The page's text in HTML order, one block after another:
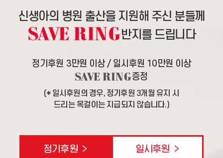
신생아의 병원 출산을 지원해 주신 분들께
반지를 드립니다
정기후원 3만원 이상 / 일시후원 10만원 이상
증정
(* 일시후원의 경우, 정기후원 3개월 유지 시
드리는 목걸이는 지급되지 않습니다.)
정기후원 > 일시후원 >